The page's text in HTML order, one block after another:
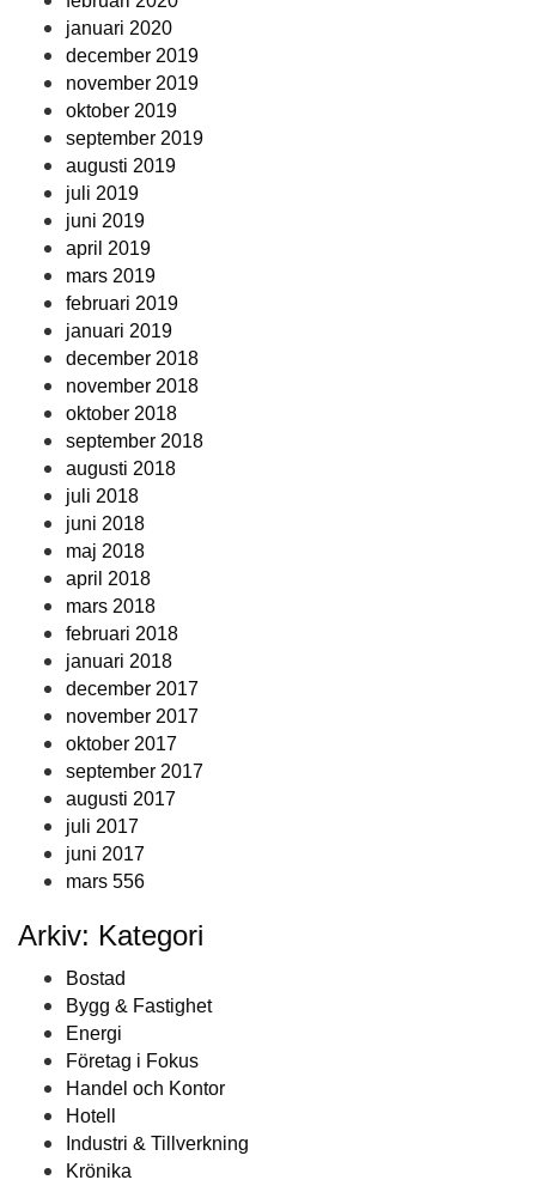
januari 2020
december 2019
november 2019
oktober 2019
september 2019
augusti 2019
juli 2019
juni 2019
april 2019
mars 2019
februari 2019
januari 2019
december 2018
november 2018
oktober 2018
september 2018
augusti 2018
juli 2018
juni 2018
maj 2018
april 2018
mars 2018
februari 2018
januari 2018
december 2017
november 2017
oktober 2017
september 2017
augusti 2017
juli 2017
juni 2017
mars 556
Arkiv: Kategori
Bostad
Bygg & Fastighet
Energi
Företag i Fokus
Handel och Kontor
Hotell
Industri & Tillverkning
Krönika